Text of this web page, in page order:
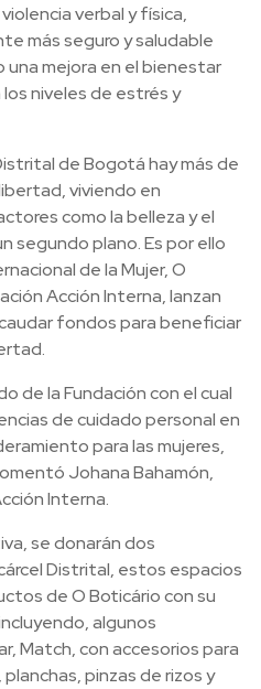
verbal y física,
más seguro y saludable
una mejora en el bienestar
niveles de estrés y
de Bogotá hay más de
viviendo en
como la belleza y el
segundo plano. Es por ello
de la Mujer, O
Acción Interna, lanzan
fondos para beneficiar
de la Fundación con el cual
de cuidado personal en
para las mujeres,
Johana Bahamón,
Interna.
se donarán dos
Distrital, estos espacios
de O Boticário con su
algunos
Match, con accesorios para
pinzas de rizos y